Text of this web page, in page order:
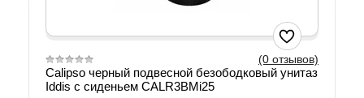
(0 отзывов)
Calipso черный подвесной безободковый унитаз
Iddis с сиденьем CALR3BMi25